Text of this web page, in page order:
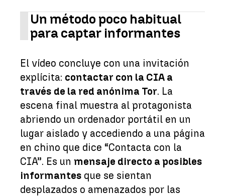
Un método poco habitual
para captar informantes
El vídeo concluye con una invitación
explícita: contactar con la CIA a
través de la red anónima Tor. La
escena final muestra al protagonista
abriendo un ordenador portátil en un
lugar aislado y accediendo a una página
en chino que dice “Contacta con la
CIA”. Es un mensaje directo a posibles
informantes que se sientan
desplazados o amenazados por las